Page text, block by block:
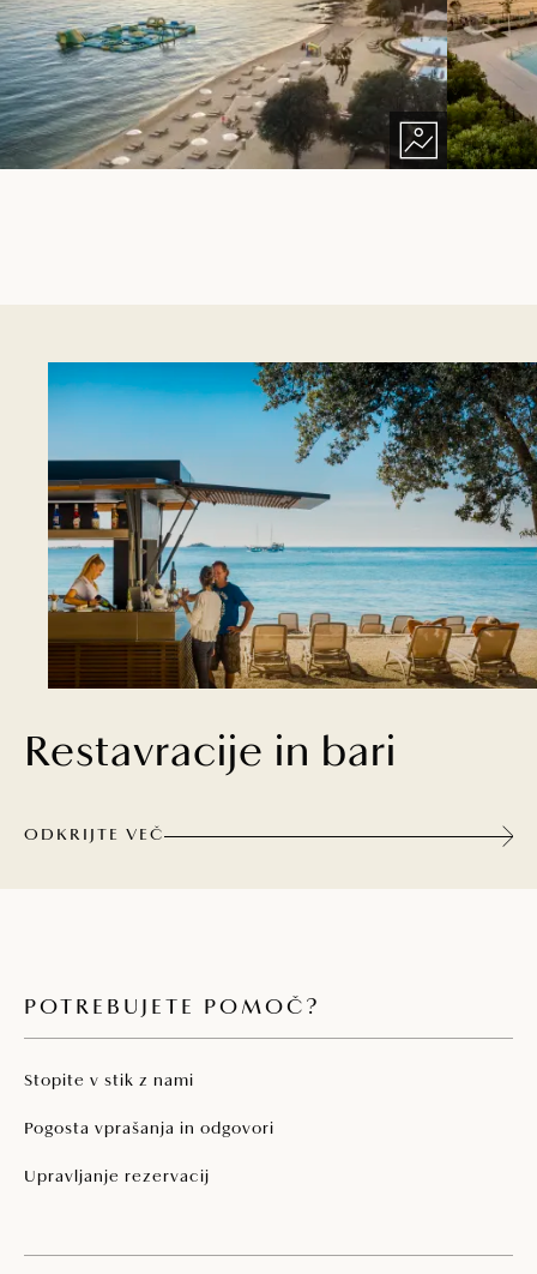
Restavracije in bari
ODKRIJTE VEČ
POTREBUJETE POMOČ?
Stopite v stik z nami
Pogosta vprašanja in odgovori
Upravljanje rezervacij